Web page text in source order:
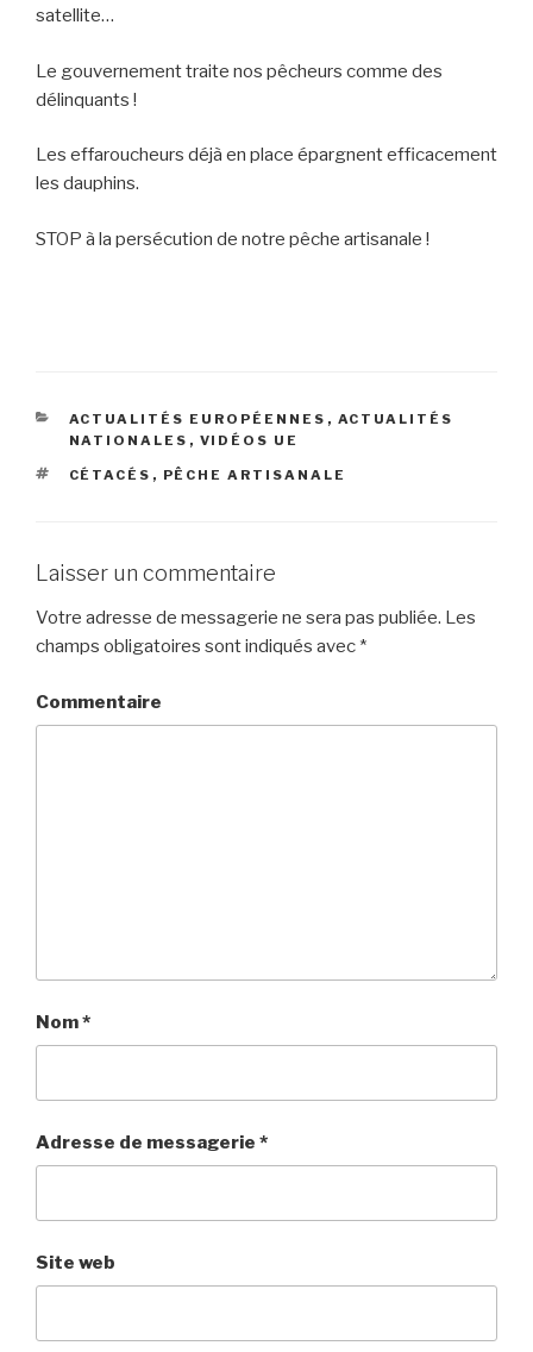
satellite…
Le gouvernement traite nos pêcheurs comme des
délinquants !
Les effaroucheurs déjà en place épargnent efficacement
les dauphins.
STOP à la persécution de notre pêche artisanale !
CATÉGORIES
ACTUALITÉS EUROPÉENNES , ACTUALITÉS
NATIONALES , VIDÉOS UE
ÉTIQUETTES
CÉTACÉS , PÊCHE ARTISANALE
Laisser un commentaire
Votre adresse de messagerie ne sera pas publiée. Les
champs obligatoires sont indiqués avec *
Commentaire
Nom*
Adresse de messagerie *
Site web